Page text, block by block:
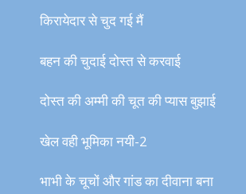
किरायेदार से चुद गई मैं
बहन की चुदाई दोस्त से करवाई
दोस्त की अम्मी की चूत की प्यास बुझाई
खेल वही भूमिका नयी-2
भाभी के चूचों और गांड का दीवाना बना